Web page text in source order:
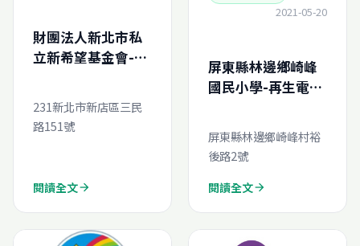
財團法人新北市私
立新希望基金會-再
231新北市新店區三民
路151號
閱讀全文arrow_forward
2021-05-20
屏東縣林邊鄉崎峰
國民小學-再生電腦
屏東縣林邊鄉崎峰村裕
後路2號
閱讀全文arrow_forward